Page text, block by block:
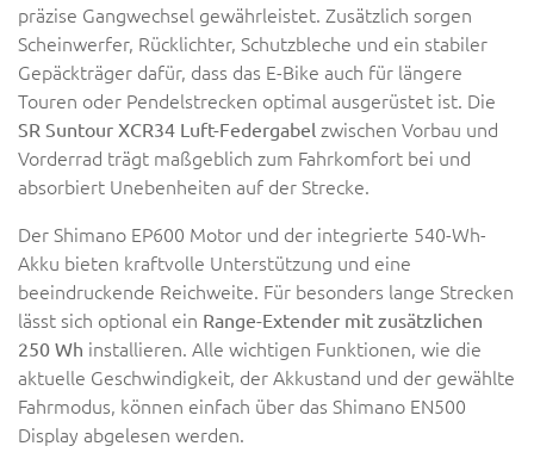
präzise Gangwechsel gewährleistet. Zusätzlich sorgen
Scheinwerfer, Rücklichter, Schutzbleche und ein stabiler
Gepäckträger dafür, dass das E-Bike auch für längere
Touren oder Pendelstrecken optimal ausgerüstet ist. Die
SR Suntour XCR34 Luft-Federgabel zwischen Vorbau und
Vorderrad trägt maßgeblich zum Fahrkomfort bei und
absorbiert Unebenheiten auf der Strecke.
Der Shimano EP600 Motor und der integrierte 540-Wh-
Akku bieten kraftvolle Unterstützung und eine
beeindruckende Reichweite. Für besonders lange Strecken
lässt sich optional ein Range-Extender mit zusätzlichen
250 Wh installieren. Alle wichtigen Funktionen, wie die
aktuelle Geschwindigkeit, der Akkustand und der gewählte
Fahrmodus, können einfach über das Shimano EN500
Display abgelesen werden.